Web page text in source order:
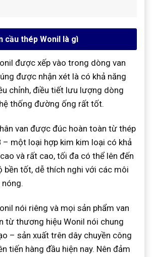
cầu thép Wonil là gì
được xếp vào trong dòng van
được nhận xét là có khả năng
chỉnh, điều tiết lưu lượng dòng
thống đường ống rất tốt.
van được đúc hoàn toàn từ thép
– một loại hợp kim kim loại có khả
và rất cao, tối đa có thể lên đến
bền tốt, dễ thích nghi với các môi
nói riêng và mọi sản phẩm van
từ thương hiệu Wonil nói chung
– sản xuất trên dây chuyền công
tiến hàng đầu hiện nay. Nên đảm